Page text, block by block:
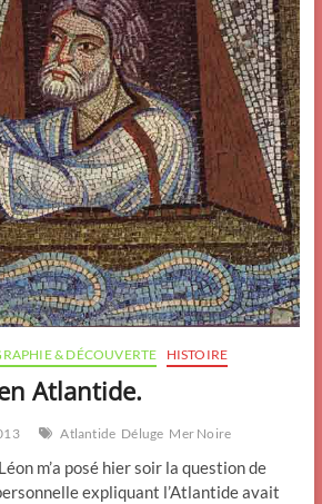
& DÉCOUVERTE HISTOIRE
Atlantide.
Atlantide Déluge Mer Noire
m’a posé hier soir la question de
expliquant l’Atlantide avait